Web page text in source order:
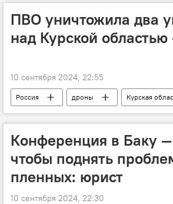
ПВО уничтожила два
над Курской
10 сентября 2024, 22:55
Россия дроны Курская
Конференция в Баку
чтобы поднять
пленных: юрист
10 сентября 2024, 22:30